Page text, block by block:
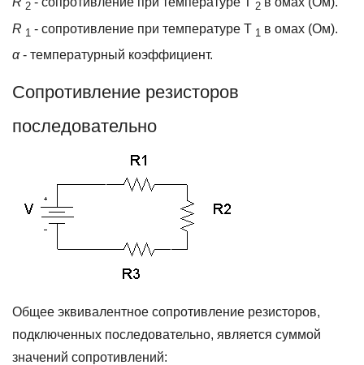
2 2
R 1 - сопротивление при температуре T 1 в омах (Ом).
α- температурный коэффициент.
Сопротивление резисторов
последовательно
Общее эквивалентное сопротивление резисторов,
подключенных последовательно, является суммой
значений сопротивлений: